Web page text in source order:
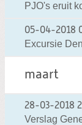
PJO's eruit
05-04-2018
Excursie
maart
28-03-2018
Verslag